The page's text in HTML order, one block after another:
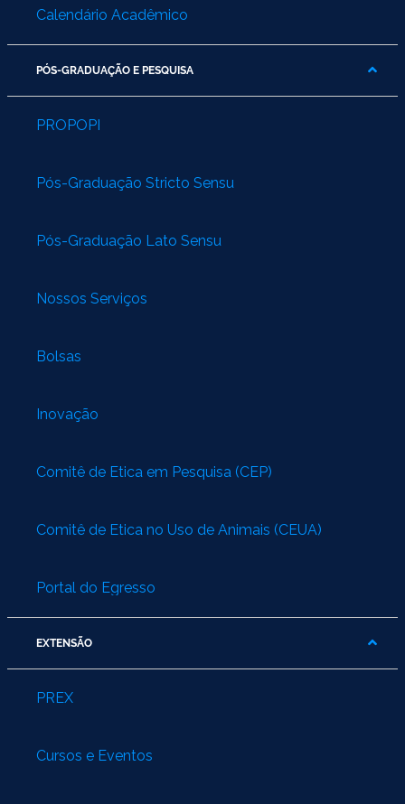
Calendário Acadêmico
PÓS-GRADUAÇÃO E PESQUISA
PROPOPI
Pós-Graduação Stricto Sensu
Pós-Graduação Lato Sensu
Nossos Serviços
Bolsas
Inovação
Comitê de Ética em Pesquisa (CEP)
Comitê de Ética no Uso de Animais (CEUA)
Portal do Egresso
EXTENSÃO
PREX
Cursos e Eventos